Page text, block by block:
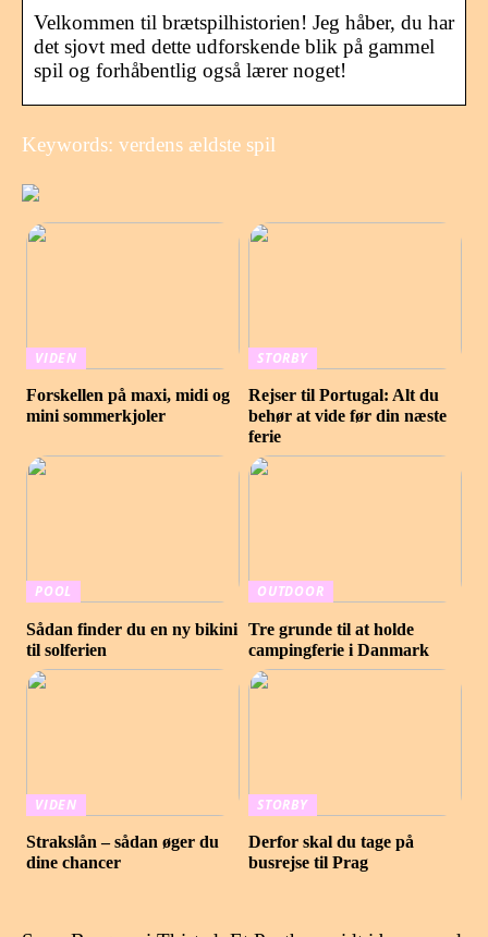
Velkommen til brætspilhistorien! Jeg håber, du har
det sjovt med dette udforskende blik på gammel
spil og forhåbentlig også lærer noget!
Keywords: verdens ældste spil
VIDEN
Forskellen på maxi, midi og
mini sommerkjoler
STORBY
Rejser til Portugal: Alt du
behør at vide før din næste
ferie
POOL
Sådan finder du en ny bikini
til solferien
OUTDOOR
Tre grunde til at holde
campingferie i Danmark
VIDEN
Strakslån – sådan øger du
dine chancer
STORBY
Derfor skal du tage på
busrejse til Prag